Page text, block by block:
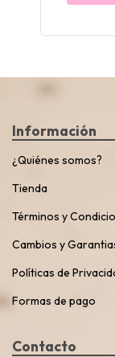
Información
¿Quiénes somos?
Tienda
Términos y
Cambios y
Políticas de
Formas de pago
Contacto